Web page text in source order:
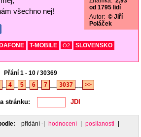
všechno nej!
od 1795 lidí
Autor: © Jiří
Poláček
T-MOBILE O2
SLOVENSKO
Přání 1 - 10 / 30369
4 5 6 7 3037 >>
stránku:
přidání -| hodnocení posílanosti